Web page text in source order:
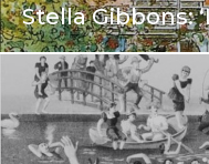
Stella Gibbons: